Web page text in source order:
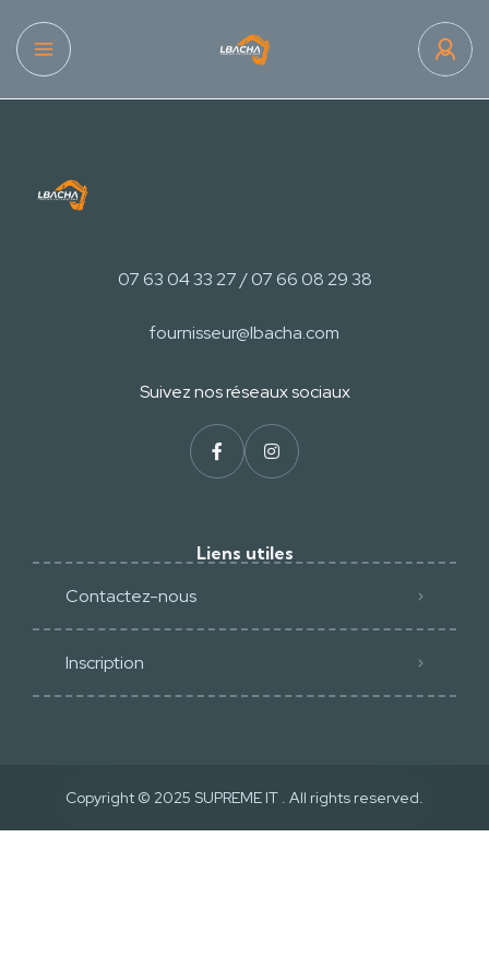
07 63 04 33 27 / 07 66 08 29 38
fournisseur@lbacha.com
Suivez nos réseaux sociaux​
Liens utiles
Contactez-nous
Inscription
Copyright © 2025 SUPREME IT . All rights reserved.